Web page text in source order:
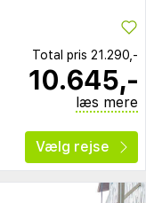
Total pris 21.290,-
10.645,-
læs mere
Vælg rejse